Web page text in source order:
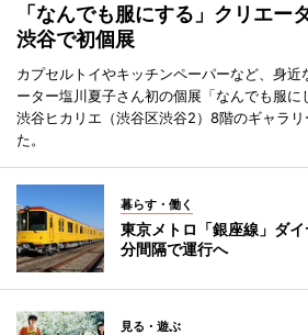
「なんでも服にする」クリエー
渋谷で初個展
カプセルトイやキッチンペーパーなど、身近
ーター塩川夏子さん初の個展「なんでも服に
渋谷ヒカリエ（渋谷区渋谷2）8階のギャラ
た。
暮らす・働く
東京メトロ「銀座線」ダ
分間隔で運行へ
見る・遊ぶ